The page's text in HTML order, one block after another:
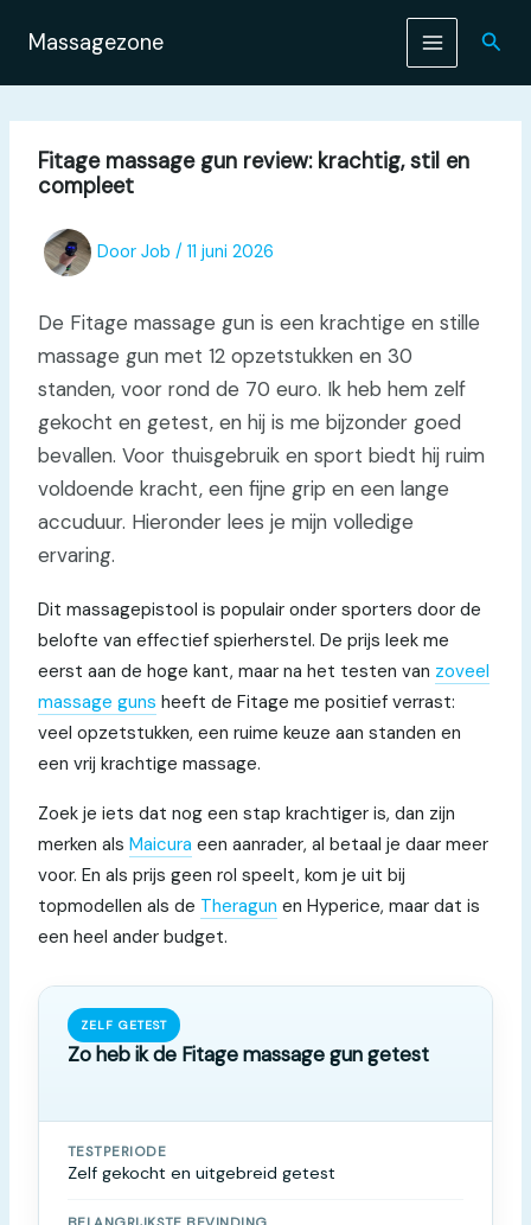
naar
inhoud
Massagezone
Fitage massage gun review: krachtig, stil en
compleet
Door Job / 11 juni 2026
De Fitage massage gun is een krachtige en stille
massage gun met 12 opzetstukken en 30
standen, voor rond de 70 euro. Ik heb hem zelf
gekocht en getest, en hij is me bijzonder goed
bevallen. Voor thuisgebruik en sport biedt hij ruim
voldoende kracht, een fijne grip en een lange
accuduur. Hieronder lees je mijn volledige
ervaring.
Dit massagepistool is populair onder sporters door de
belofte van effectief spierherstel. De prijs leek me
eerst aan de hoge kant, maar na het testen van zoveel
massage guns heeft de Fitage me positief verrast:
veel opzetstukken, een ruime keuze aan standen en
een vrij krachtige massage.
Zoek je iets dat nog een stap krachtiger is, dan zijn
merken als Maicura een aanrader, al betaal je daar meer
voor. En als prijs geen rol speelt, kom je uit bij
topmodellen als de Theragun en Hyperice, maar dat is
een heel ander budget.
ZELF GETEST
Zo heb ik de Fitage massage gun getest
TESTPERIODE
Zelf gekocht en uitgebreid getest